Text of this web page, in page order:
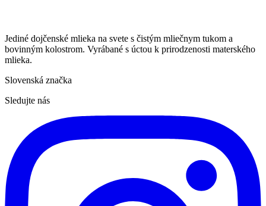
Jediné dojčenské mlieka na svete s čistým mliečnym tukom a
bovinným kolostrom. Vyrábané s úctou k prirodzenosti materského
mlieka.
Slovenská značka
Sledujte nás